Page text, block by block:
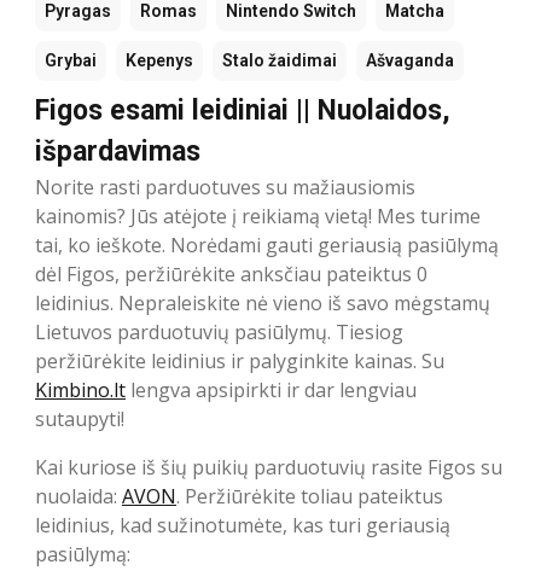
Pyragas Romas Nintendo Switch Matcha
Grybai Kepenys Stalo žaidimai Ašvaganda
Figos esami leidiniai || Nuolaidos,
išpardavimas
Norite rasti parduotuves su mažiausiomis
kainomis? Jūs atėjote į reikiamą vietą! Mes turime
tai, ko ieškote. Norėdami gauti geriausią pasiūlymą
dėl Figos, peržiūrėkite anksčiau pateiktus 0
leidinius. Nepraleiskite nė vieno iš savo mėgstamų
Lietuvos parduotuvių pasiūlymų. Tiesiog
peržiūrėkite leidinius ir palyginkite kainas. Su
Kimbino.lt lengva apsipirkti ir dar lengviau
sutaupyti!
Kai kuriose iš šių puikių parduotuvių rasite Figos su
nuolaida: AVON. Peržiūrėkite toliau pateiktus
leidinius, kad sužinotumėte, kas turi geriausią
pasiūlymą: